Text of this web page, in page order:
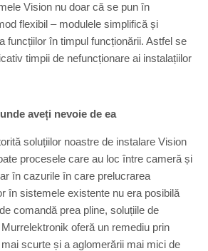
Vision nu doar că se pun în
flexibil – modulele simplifică și
funcțiilor în timpul funcționării. Astfel se
timpii de nefuncționare ai instalațiilor
aveți nevoie de ea
soluțiilor noastre de instalare Vision
procesele care au loc între cameră și
în cazurile în care prelucrarea
în sistemele existente nu era posibilă
comandă prea pline, soluțiile de
oferă un remediu prin
scurte și a aglomerării mai mici de